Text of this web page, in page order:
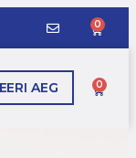
0
AEG 0